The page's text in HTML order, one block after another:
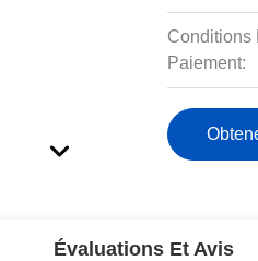
Conditions
Paiement:
Évaluations Et Avis